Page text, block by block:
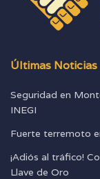
Últimas Noticias
Seguridad en
INEGI
Fuerte terremoto
¡Adiós al tráfico!
Llave de Oro